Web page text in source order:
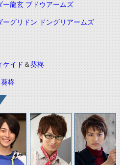
ー龍玄 ブドウアームズ
ーグリドン ドングリアームズ
ケイド ＆葵柊
葵柊